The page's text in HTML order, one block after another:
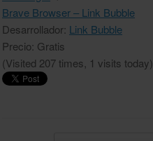
Brave Browser – Link Bubble
Desarrollador: Link Bubble
Precio: Gratis
(Visited 207 times, 1 visits today)